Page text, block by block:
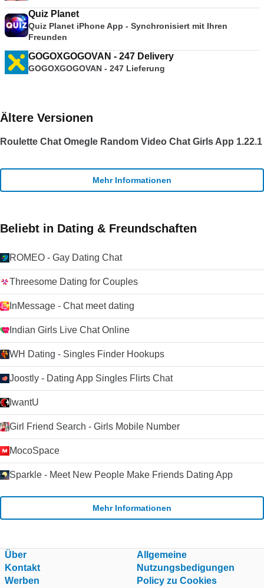
Quiz Planet
Quiz Planet iPhone App - Synchronisiert mit Ihren
Freunden
GOGOXGOGOVAN - 247 Delivery
GOGOXGOGOVAN - 247 Lieferung
Ältere Versionen
Roulette Chat Omegle Random Video Chat Girls App 1.22.1
Mehr Informationen
Beliebt in Dating & Freundschaften
ROMEO - Gay Dating Chat
Threesome Dating for Couples
InMessage - Chat meet dating
Indian Girls Live Chat Online
WH Dating - Singles Finder Hookups
Joostly - Dating App Singles Flirts Chat
IwantU
Girl Friend Search - Girls Mobile Number
MocoSpace
Sparkle - Meet New People Make Friends Dating App
Mehr Informationen
Über
Kontakt
Werben
Allgemeine
Nutzungsbedigungen
Policy zu Cookies